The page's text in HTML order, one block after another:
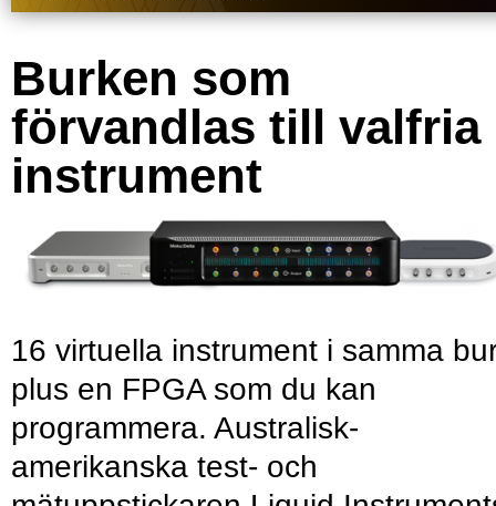
Burken som
förvandlas till valfria
instrument
16 virtuella instrument i samma
plus en FPGA som du kan
programmera. Australisk-
amerikanska test- och